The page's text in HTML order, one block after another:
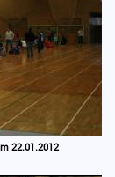
22.01.2012